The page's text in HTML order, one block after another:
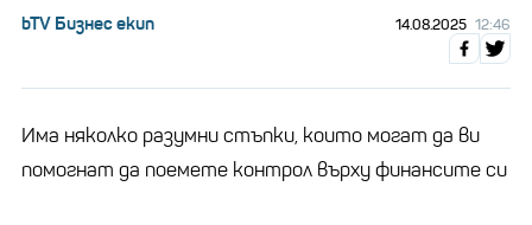
bTV Бизнес екип 14.08.2025 12:46
Има няколко разумни стъпки, които могат да ви
помогнат да поемете контрол върху финансите си